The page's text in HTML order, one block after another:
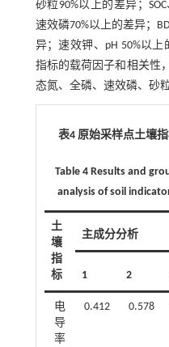
砂粒90%以上的差异；
速效磷70%以上的差异；
异；速效钾、pH 50%以
指标的载荷因子和相关性
态氮、全磷、速效磷、砂
表4 原始采样点土壤
Table 4 Results and
analysis of soil
土
壤
指
标
主成分分析
1 2
电
导
率
0.412 0.578